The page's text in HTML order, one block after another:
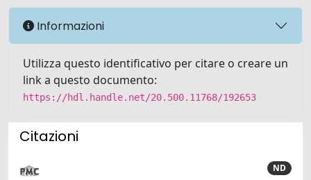
Informazioni
Utilizza questo identificativo per citare o creare un
link a questo documento:
https://hdl.handle.net/20.500.11768/192653
Citazioni
ND